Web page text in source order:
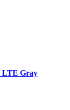
LTE Gray